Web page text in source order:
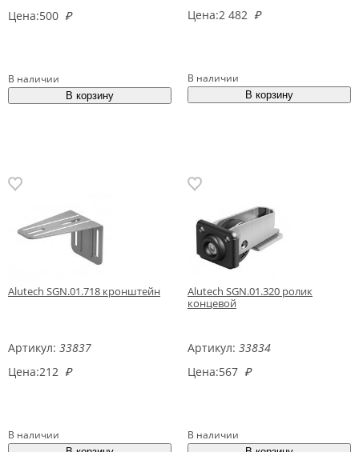
Цена:500 ₽
В наличии
Цена:2 482 ₽
В наличии
Alutech SGN.01.718 кронштейн
Артикул: 33837
Цена:212 ₽
В наличии
Alutech SGN.01.320 ролик
концевой
Артикул: 33834
Цена:567 ₽
В наличии